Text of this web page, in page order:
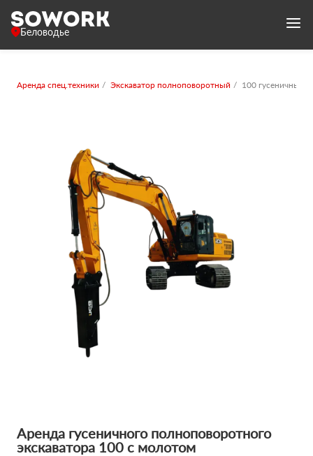
Беловодье
Аренда спец.техники Экскаватор полноповоротный 100 гусеничный
Аренда гусеничного полноповоротного
экскаватора 100 с молотом